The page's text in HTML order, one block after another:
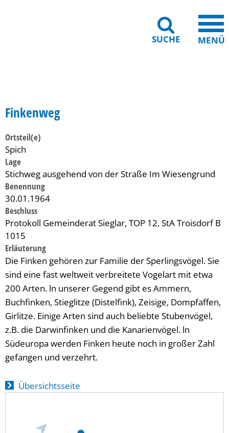
SUCHE MENÜ
Finkenweg
Ortsteil(e)
Spich
Lage
Stichweg ausgehend von der Straße Im Wiesengrund
Benennung
30.01.1964
Beschluss
Protokoll Gemeinderat Sieglar, TOP 12, StA Troisdorf B
1015
Erläuterung
Die Finken gehören zur Familie der Sperlingsvögel. Sie
sind eine fast weltweit verbreitete Vogelart mit etwa
200 Arten. ln unserer Gegend gibt es Ammern,
Buchfinken, Stieglitze (Distelfink), Zeisige, Dompfaffen,
Girlitze. Einige Arten sind auch beliebte Stubenvögel,
z.B. die Darwinfinken und die Kanarienvögel. ln
Südeuropa werden Finken heute noch in großer Zahl
gefangen und verzehrt.
Übersichtsseite